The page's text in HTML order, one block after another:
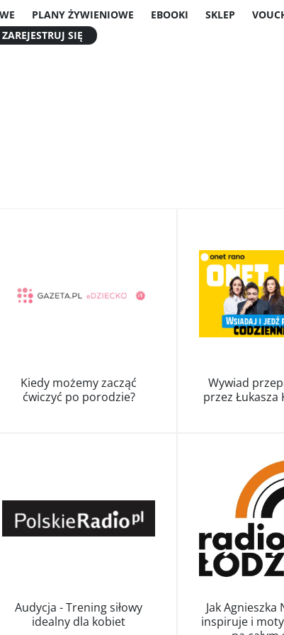
PLANY ŻYWIENIOWE EBOOKI SKLEP
ZAREJESTRUJ SIĘ
Kiedy możemy zacząć
ćwiczyć po porodzie?
Wywiad
przez Łukasza
Audycja - Trening siłowy
idealny dla kobiet
Jak Agnieszka
inspiruje i
Proszę zwrócić uwagę na różnicę pomiędzy danymi logowania dla
Nazwa użytkownika*